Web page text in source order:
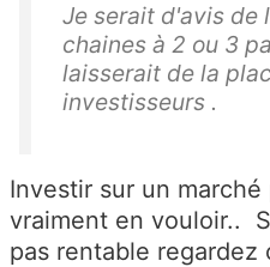
Je serait d'avis de
chaines à 2 ou 3
laisserait de la
investisseurs .
Investir sur un
vraiment en vouloir..
pas rentable regardez